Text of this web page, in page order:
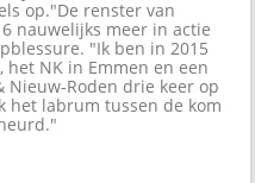
op."De renster van
nauwelijks meer in actie
"Ik ben in 2015
het NK in Emmen en een
Nieuw-Roden drie keer op
het labrum tussen de kom